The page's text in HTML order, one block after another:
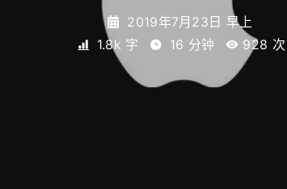
2019年7月23日 早上
1.8k 字
16 分钟 928 次